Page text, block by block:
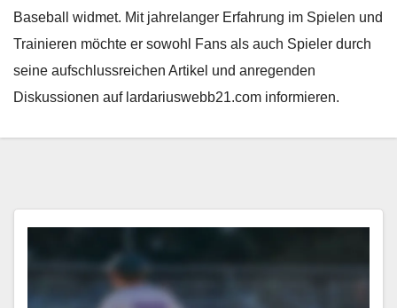
Baseball widmet. Mit jahrelanger Erfahrung im Spielen und
Trainieren möchte er sowohl Fans als auch Spieler durch
seine aufschlussreichen Artikel und anregenden
Diskussionen auf lardariuswebb21.com informieren.